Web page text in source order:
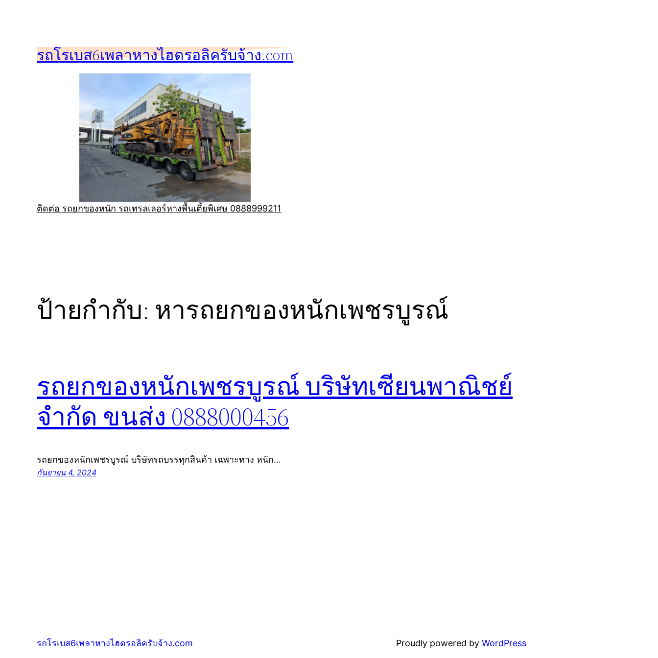
รถโรเบส6เพลาหางไฮดรอลิครับจ้าง.com
ติดต่อ รถยกของหนัก รถเทรลเลอร์หางพื้นเตี้ยพิเศษ 0888999211
ป้ายกำกับ: หารถยกของหนักเพชรบูรณ์
รถยกของหนักเพชรบูรณ์ บริษัทเซียนพาณิชย์
จำกัด ขนส่ง 0888000456
รถยกของหนักเพชรบูรณ์ บริษัทรถบรรทุกสินค้า เฉพาะทาง หนัก…
กันยายน 4, 2024
รถโรเบส6เพลาหางไฮดรอลิครับจ้าง.com Proudly powered byWordPress